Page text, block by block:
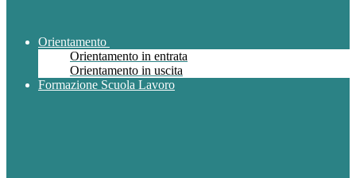
Orientamento
Orientamento in entrata
Orientamento in uscita
Formazione Scuola Lavoro